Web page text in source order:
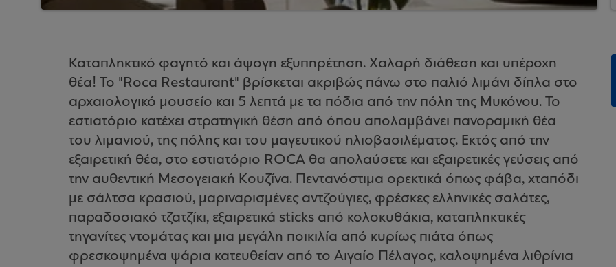
Καταπληκτικό φαγητό και άψογη εξυπηρέτηση. Χαλαρή διάθεση και υπέροχη
θέα! Το "Roca Restaurant" βρίσκεται ακριβώς πάνω στο παλιό λιμάνι δίπλα στο
αρχαιολογικό μουσείο και 5 λεπτά με τα πόδια από την πόλη της Μυκόνου. Το
εστιατόριο κατέχει στρατηγική θέση από όπου απολαμβάνει πανοραμική θέα
του λιμανιού, της πόλης και του μαγευτικού ηλιοβασιλέματος. Εκτός από την
εξαιρετική θέα, στο εστιατόριο ROCA θα απολαύσετε και εξαιρετικές γεύσεις από
την αυθεντική Μεσογειακή Κουζίνα. Πεντανόστιμα ορεκτικά όπως φάβα, χταπόδι
με σάλτσα κρασιού, μαριναρισμένες αντζούγιες, φρέσκες ελληνικές σαλάτες,
παραδοσιακό τζατζίκι, εξαιρετικά sticks από κολοκυθάκια, καταπληκτικές
τηγανίτες ντομάτας και μια μεγάλη ποικιλία από κυρίως πιάτα όπως
φρεσκοψημένα ψάρια κατευθείαν από το Αιγαίο Πέλαγος, καλοψημένα λιθρίνια